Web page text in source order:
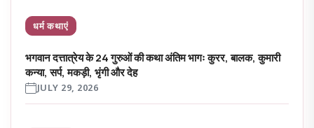
धर्म कथाएं
भगवान दत्तात्रेय के 24 गुरुओं की कथा अंतिम भागः कुरर, बालक, कुमारी
कन्या, सर्प, मकड़ी, भृंगी और देह
JULY 29, 2026